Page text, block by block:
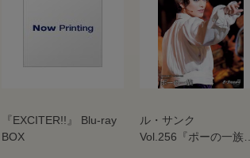
『EXCITER!!』 Blu-ray
BOX
ル・サンク
Vol.256『ポーの一族』